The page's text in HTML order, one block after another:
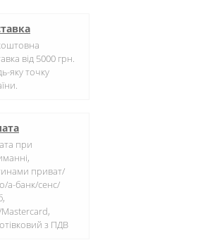
від 5000 грн.
яку точку
при
приват/
а-банк/сенс/
з ПДВ